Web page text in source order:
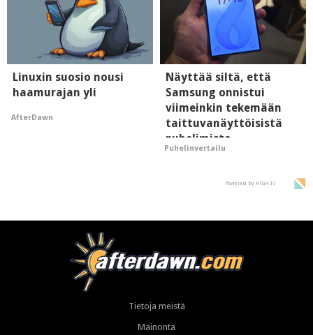
Linuxin suosio nousi
haamurajan yli
AfterDawn
Näyttää siltä, että
Samsung onnistui
viimeinkin tekemään
taittuvanäyttöisistä
puhelimista
supersuosittuja
Puhelinvertailu
Powered by HIGH.FI
Tietoja meistä
Mainonta